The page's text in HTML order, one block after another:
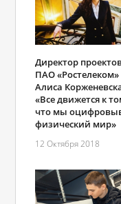
Директор
ПАО «Ростелеком»
Алиса
«Все движется к
что мы
физический мир»
12 Октября 2018